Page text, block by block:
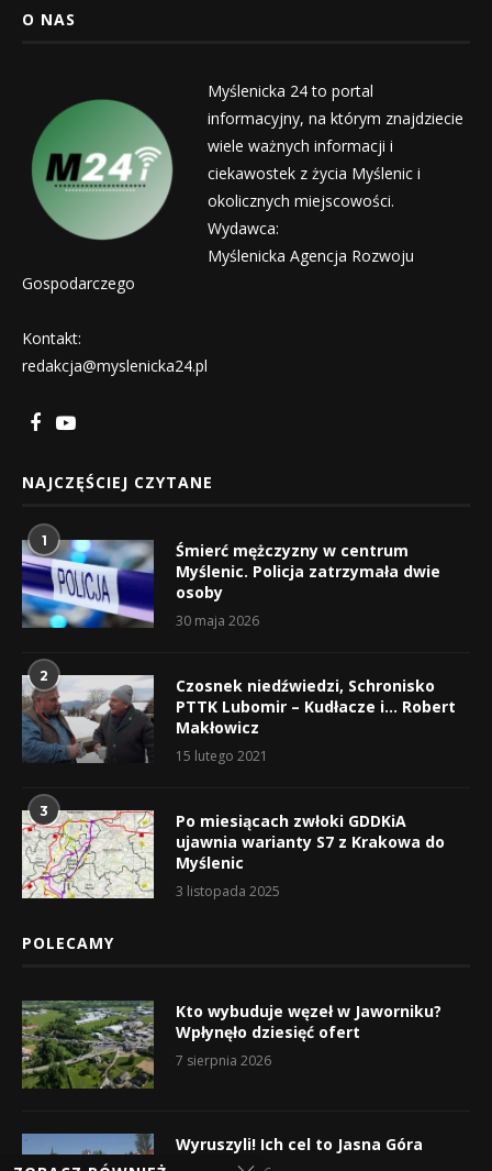
O NAS
Myślenicka 24 to portal
informacyjny, na którym znajdziecie
wiele ważnych informacji i
ciekawostek z życia Myślenic i
okolicznych miejscowości.
Wydawca:
Myślenicka Agencja Rozwoju
Gospodarczego
Kontakt:
redakcja@myslenicka24.pl
NAJCZĘŚCIEJ CZYTANE
1
Śmierć mężczyzny w centrum
Myślenic. Policja zatrzymała dwie
osoby
30 maja 2026
2
Czosnek niedźwiedzi, Schronisko
PTTK Lubomir – Kudłacze i… Robert
Makłowicz
15 lutego 2021
3
Po miesiącach zwłoki GDDKiA
ujawnia warianty S7 z Krakowa do
Myślenic
3 listopada 2025
POLECAMY
Kto wybuduje węzeł w Jaworniku?
Wpłynęło dziesięć ofert
7 sierpnia 2026
Wyruszyli! Ich cel to Jasna Góra